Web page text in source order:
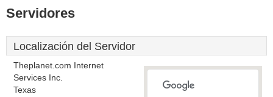
Servidores
Localización del Servidor
Theplanet.com Internet
Services Inc.
Texas